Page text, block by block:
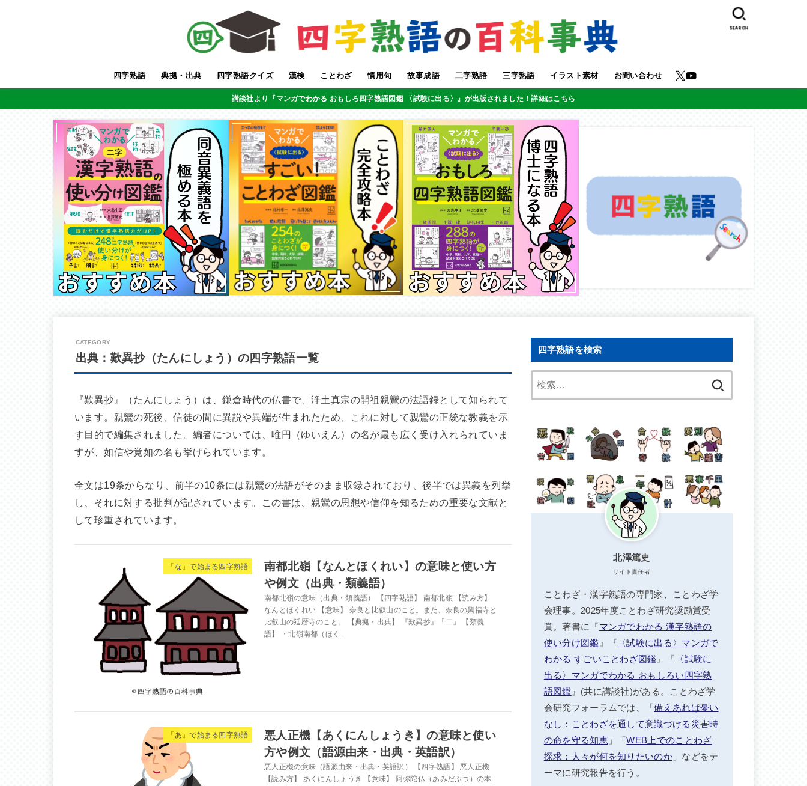
四字熟語 典拠・出典 四字熟語クイズ 漢検 ことわざ 慣用句 故事成語 二字熟語 三字熟語 イラスト素材 お問い合わせ
SEARCH
講談社より『マンガでわかる おもしろ四字熟語図鑑 〈試験に出る〉』が出版されました！詳細はこちら
出典：歎異抄（たんにしょう）の四字熟語一覧
『歎異抄』（たんにしょう）は、鎌倉時代の仏書で、浄土真宗の開祖親鸞の法語録として知られて
います。親鸞の死後、信徒の間に異説や異端が生まれたため、これに対して親鸞の正統な教義を示
す目的で編集されました。編者については、唯円（ゆいえん）の名が最も広く受け入れられていま
すが、如信や覚如の名も挙げられています。
全文は19条からなり、前半の10条には親鸞の法語がそのまま収録されており、後半では異義を列挙
し、それに対する批判が記されています。この書は、親鸞の思想や信仰を知るための重要な文献と
して珍重されています。
「な」で始まる四字熟語
南都北嶺【なんとほくれい】の意味と使い方
や例文（出典・類義語）
南都北嶺の意味（出典・類義語） 【四字熟語】 南都北嶺 【読み方】
なんとほくれい 【意味】 奈良と比叡山のこと。また、奈良の興福寺と
比叡山の延暦寺のこと。 【典拠・出典】 『歎異抄』「二」 【類義
語】 ・北嶺南都（ほく...
「あ」で始まる四字熟語
悪人正機【あくにんしょうき】の意味と使い
方や例文（語源由来・出典・英語訳）
悪人正機の意味（語源由来・出典・英語訳） 【四字熟語】 悪人正機
【読み方】 あくにんしょうき 【意味】 阿弥陀仏（あみだぶつ）の本
四字熟語を検索
北澤篤史
サイト責任者
ことわざ・漢字熟語の専門家、ことわざ学
会理事。2025年度ことわざ研究奨励賞受
賞。著書に『マンガでわかる 漢字熟語の
使い分け図鑑 』『 〈試験に出る〉マンガで
わかる すごいことわざ図鑑 』『 〈試験に
出る〉マンガでわかる おもしろい四字熟
語図鑑 』(共に講談社)がある。ことわざ学
会研究フォーラムでは、「備えあれば憂い
なし：ことわざを通して意識づける災害時
の命を守る知恵」「WEB上でのことわざ
探求：人々が何を知りたいのか」などをテ
ーマに研究報告を行う。